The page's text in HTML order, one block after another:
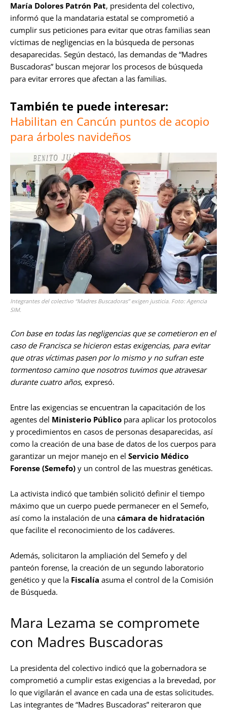
María Dolores Patrón Pat, presidenta del colectivo,
informó que la mandataria estatal se comprometió a
cumplir sus peticiones para evitar que otras familias sean
víctimas de negligencias en la búsqueda de personas
desaparecidas. Según destacó, las demandas de “Madres
Buscadoras” buscan mejorar los procesos de búsqueda
para evitar errores que afectan a las familias.
También te puede interesar:
Habilitan en Cancún puntos de acopio
para árboles navideños
Integrantes del colectivo “Madres Buscadoras” exigen justicia. Foto: Agencia
SIM.
Con base en todas las negligencias que se cometieron en el
caso de Francisca se hicieron estas exigencias, para evitar
que otras víctimas pasen por lo mismo y no sufran este
tormentoso camino que nosotros tuvimos que atravesar
durante cuatro años, expresó.
Entre las exigencias se encuentran la capacitación de los
agentes del Ministerio Público para aplicar los protocolos
y procedimientos en casos de personas desaparecidas, así
como la creación de una base de datos de los cuerpos para
garantizar un mejor manejo en el Servicio Médico
Forense (Semefo) y un control de las muestras genéticas.
La activista indicó que también solicitó definir el tiempo
máximo que un cuerpo puede permanecer en el Semefo,
así como la instalación de una cámara de hidratación
que facilite el reconocimiento de los cadáveres.
Además, solicitaron la ampliación del Semefo y del
panteón forense, la creación de un segundo laboratorio
genético y que la Fiscalía asuma el control de la Comisión
de Búsqueda.
Mara Lezama se compromete
con Madres Buscadoras
La presidenta del colectivo indicó que la gobernadora se
comprometió a cumplir estas exigencias a la brevedad, por
lo que vigilarán el avance en cada una de estas solicitudes.
Las integrantes de “Madres Buscadoras” reiteraron que